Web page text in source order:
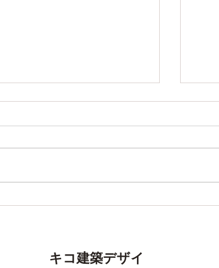
塗装工事が始まりました
キコ建築デザイ